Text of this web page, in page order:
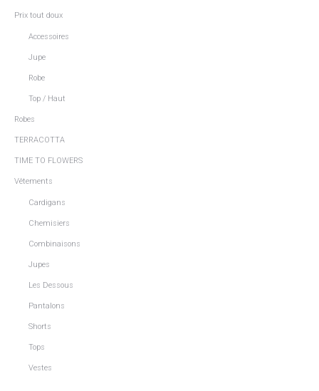
Prix tout doux
Accessoires
Jupe
Robe
Top / Haut
Robes
TERRACOTTA
TIME TO FLOWERS
Vêtements
Cardigans
Chemisiers
Combinaisons
Jupes
Les Dessous
Pantalons
Shorts
Tops
Vestes